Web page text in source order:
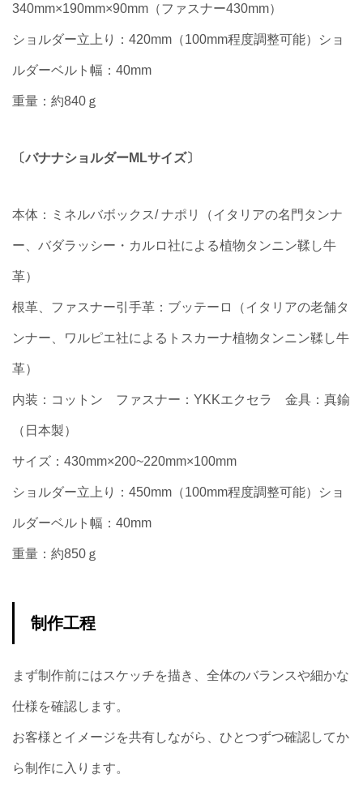
340mm×190mm×90mm（ファスナー430mm）
ショルダー立上り：420mm（100mm程度調整可能）ショ
ルダーベルト幅：40mm
重量：約840ｇ
〔バナナショルダーMLサイズ〕
本体：ミネルバボックス/ ナポリ（イタリアの名門タンナ
ー、バダラッシー・カルロ社による植物タンニン鞣し牛
革）
根革、ファスナー引手革：ブッテーロ（イタリアの老舗タ
ンナー、ワルピエ社によるトスカーナ植物タンニン鞣し牛
革）
内装：コットン ファスナー：YKKエクセラ 金具：真鍮
（日本製）
サイズ：430mm×200~220mm×100mm
ショルダー立上り：450mm（100mm程度調整可能）ショ
ルダーベルト幅：40mm
重量：約850ｇ
制作工程
まず制作前にはスケッチを描き、全体のバランスや細かな
仕様を確認します。
お客様とイメージを共有しながら、ひとつずつ確認してか
ら制作に入ります。